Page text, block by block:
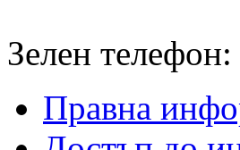
Зелен телефон:
Правна